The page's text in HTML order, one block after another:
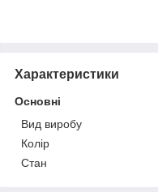
Характеристики
Основні
Вид виробу
Колір
Стан